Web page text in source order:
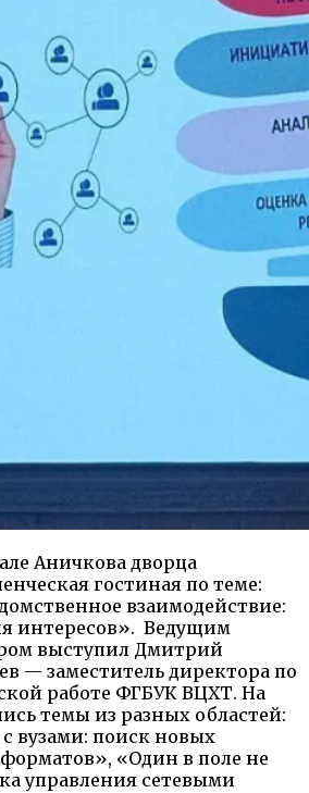
Аничкова дворца
гостиная по теме:
взаимодействие:
интересов». Ведущим
выступил Дмитрий
— заместитель директора по
работе ФГБУК ВЦХТ. На
темы из разных областей:
вузами: поиск новых
«Один в поле не
управления сетевыми